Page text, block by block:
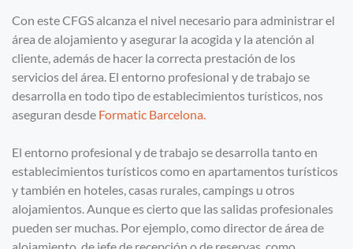
Con este CFGS alcanza el nivel necesario para administrar el
área de alojamiento y asegurar la acogida y la atención al
cliente, además de hacer la correcta prestación de los
servicios del área. El entorno profesional y de trabajo se
desarrolla en todo tipo de establecimientos turísticos, nos
aseguran desde Formatic Barcelona.
El entorno profesional y de trabajo se desarrolla tanto en
establecimientos turísticos como en apartamentos turísticos
y también en hoteles, casas rurales, campings u otros
alojamientos. Aunque es cierto que las salidas profesionales
pueden ser muchas. Por ejemplo, como director de área de